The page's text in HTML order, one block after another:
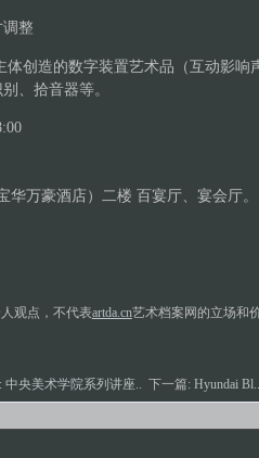
整
体创造的数字装置艺术品（互动影响
、拾音器等。
华万豪酒店）二楼 百宴厅、宴会厅。
观点，不代表artda.cn艺术档案网的立场和
中央美术学院系列讲座.. 下一篇: Hyundai